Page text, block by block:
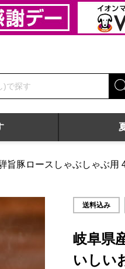
旨豚ロースしゃぶしゃぶ用
送料込み
岐阜県
いしい